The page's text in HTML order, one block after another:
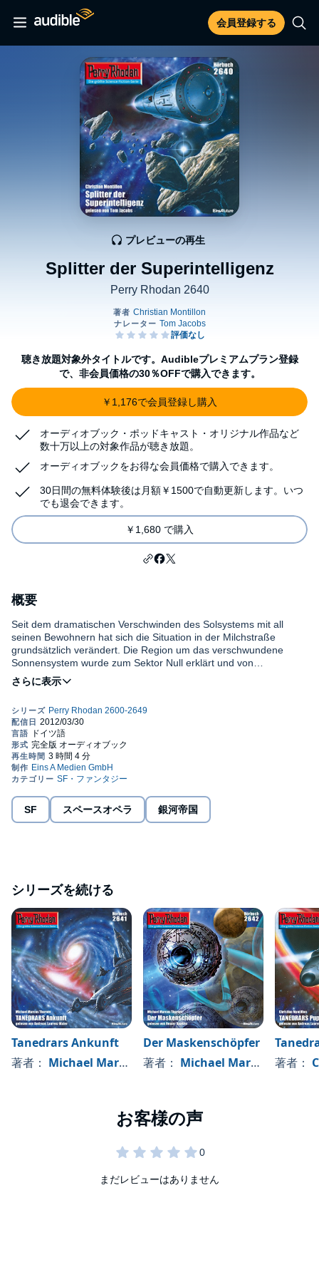
会員登録する
Splitter der Superintelligenz
Perry Rhodan 2640
プレビューの再生
聴き放題対象外タイトルです。Audibleプレミアムプラン登録
で、非会員価格の30％OFFで購入できます。
￥1,176で会員登録し購入
オーディオブック・ポッドキャスト・オリジナル作品など
数十万以上の対象作品が聴き放題。
オーディオブックをお得な会員価格で購入できます。
30日間の無料体験後は月額￥1500で自動更新します。いつ
でも退会できます。
￥1,680 で購入
概要
Seit dem dramatischen Verschwinden des Solsystems mit all
seinen Bewohnern hat sich die Situation in der Milchstraße
grundsätzlich verändert. Die Region um das verschwundene
Sonnensystem wurde zum Sektor Null erklärt und von
Raumschiffen des Galaktikums abgeriegelt. Fieberhaft versuchen
die Verantwortlichen der galaktischen Völker herauszufinden, was
BASIS auf bislang unbekannte Weise "entführt" worden ist,
verkompliziert die Sachlage zusätzlich. Um die LFT nicht kopflos
zu lassen, wurde eine neue provisorische Führung gewählt, die
ihren Sitz auf dem Planeten Maharani hat.
Während Perry Rhodan in der von Kriegen heimgesuchten
Superintelligenz QIN SHI kämpft, befindet sich Alaska Saedelaere
in der Galaxis Escalian. Sie gilt als "Reich der Harmonie", über
das die in unbekannten Zeitabständen verschwindende und
wieder erscheinende TANEDRAR gebietet. TANEDRAR hält
Kontakt zu ihren Untertanen über SPLITTER DER
SUPERINTELLIGENZ...
In deiner Audible-Bibliothek findest du für dieses Hörerlebnis eine
PDF-Datei mit zusätzlichem Material.
GmbH
SF スペースオペラ 銀河帝国
シリーズを続ける
Tanedrars Ankunft
著者： Michael Marcus Thurner
Der Maskenschöpfer
著者： Michael Marcus Thurner
著者：
まだレビューはありません